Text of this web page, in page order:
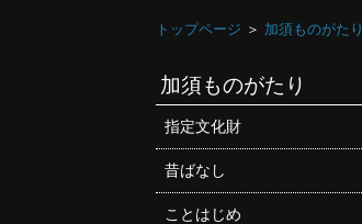
トップページ ＞ 加須ものがたり
加須ものがたり
指定文化財
昔ばなし
ことはじめ